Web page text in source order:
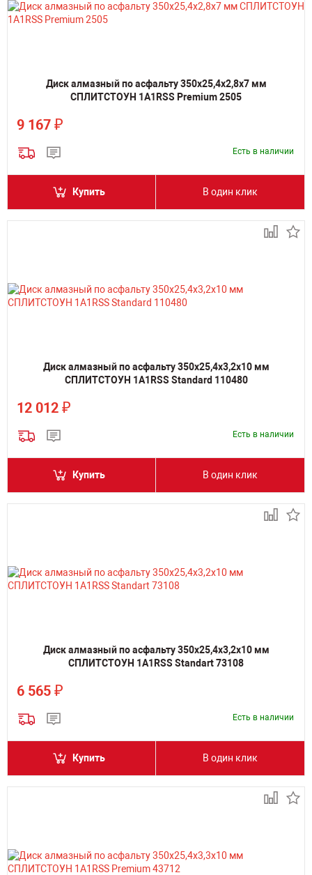
Диск алмазный по асфальту 350х25,4х2,8х7 мм
СПЛИТСТОУН 1A1RSS Premium 2505
9 167 ₽
Есть в наличии
Купить В один клик
Диск алмазный по асфальту 350х25,4х3,2х10 мм
СПЛИТСТОУН 1A1RSS Standard 110480
12 012 ₽
Есть в наличии
Купить В один клик
Диск алмазный по асфальту 350х25,4х3,2х10 мм
СПЛИТСТОУН 1A1RSS Standart 73108
6 565 ₽
Есть в наличии
Купить В один клик